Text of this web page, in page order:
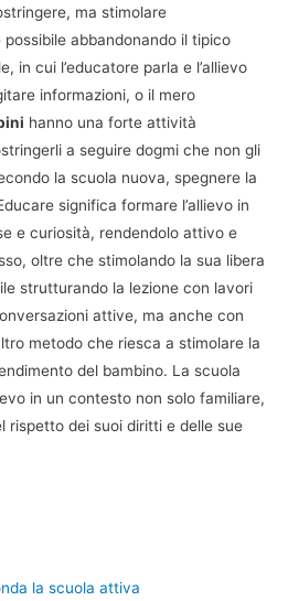
ma stimolare
possibile abbandonando il tipico
in cui l’educatore parla e l’allievo
informazioni, o il mero
hanno una forte attività
a seguire dogmi che non gli
la scuola nuova, spegnere la
significa formare l’allievo in
e curiosità, rendendolo attivo e
oltre che stimolando la sua libera
strutturando la lezione con lavori
attive, ma anche con
metodo che riesca a stimolare la
del bambino. La scuola
in un contesto non solo familiare,
rispetto dei suoi diritti e delle sue
la scuola attiva